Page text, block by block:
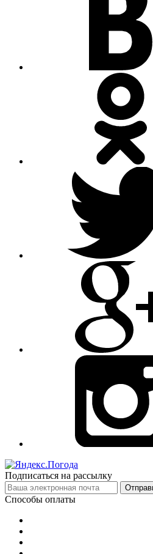
Подписаться на рассылку
Способы оплаты